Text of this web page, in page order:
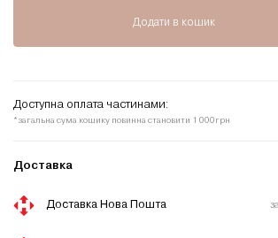
Додати в кошик
Доступна оплата частинами:
*загальна сума кошику повинна становити 1 000грн
Доставка
Доставка Нова Пошта